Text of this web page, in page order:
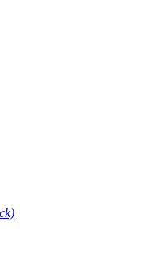
доступ